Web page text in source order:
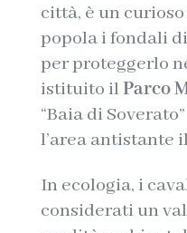
città, è un
popola i fondali
per proteggerlo
istituito ilParco
“Baia di
l’area antistante
In ecologia, i
considerati un